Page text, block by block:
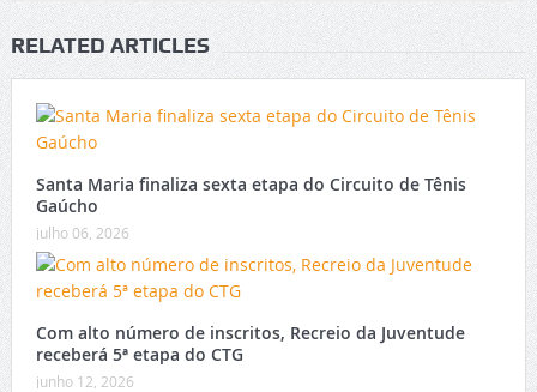
RELATED ARTICLES
Santa Maria finaliza sexta etapa do Circuito de Tênis
Gaúcho
julho 06, 2026
Com alto número de inscritos, Recreio da Juventude
receberá 5ª etapa do CTG
junho 12, 2026